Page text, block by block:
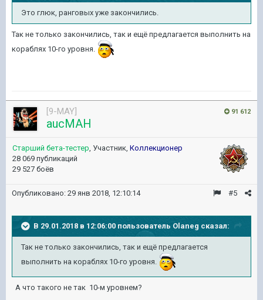
Это глюк, ранговых уже закончились.
Так не только закончились, так и ещё предлагается выполнить на
кораблях 10-го уровня.
91 612
[9-MAY]
aucMAH
Старший бета-тестер , Участник, Коллекционер
28 069 публикаций
29 527 боёв
#5
Опубликовано: 29 янв 2018, 12:10:14
В 29.01.2018 в 12:06:00 пользователь Olaneg сказал:
Так не только закончились, так и ещё предлагается
выполнить на кораблях 10-го уровня.
А что такого не так 10-м уровнем?